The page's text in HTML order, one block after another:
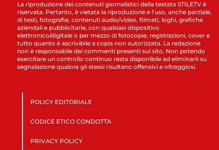
La riproduzione dei contenuti giornalistici della testata STILETV è
riservata. Pertanto, è vietata la riproduzione e l’uso, anche parziale,
di testi, fotografie, contenuti audio/video, filmati, loghi, grafiche
aziendali e pubblicitarie, con qualsiasi dispositivo
elettronico/digitale o per mezzo di fotocopie, registrazioni, cover e
tutto quanto è ascrivibile a copia non autorizzata. La redazione
non è responsabile dei commenti presenti sul sito. Non potendo
esercitare un controllo continuo resta disponibile ad eliminarli su
segnalazione qualora gli stessi risultano offensivi e oltraggiosi.
POLICY EDITORIALE
CODICE ETICO CONDOTTA
PRIVACY POLICY